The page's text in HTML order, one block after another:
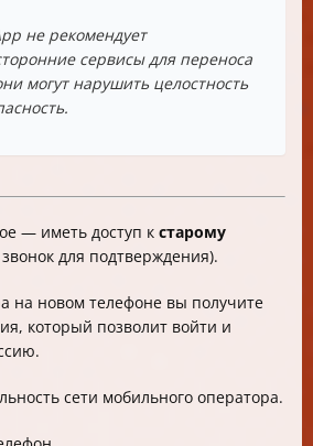
не рекомендует
сервисы для переноса
могут нарушить целостность
— иметь доступ к старому
для подтверждения).
на новом телефоне вы получите
который позволит войти и
сети мобильного оператора.